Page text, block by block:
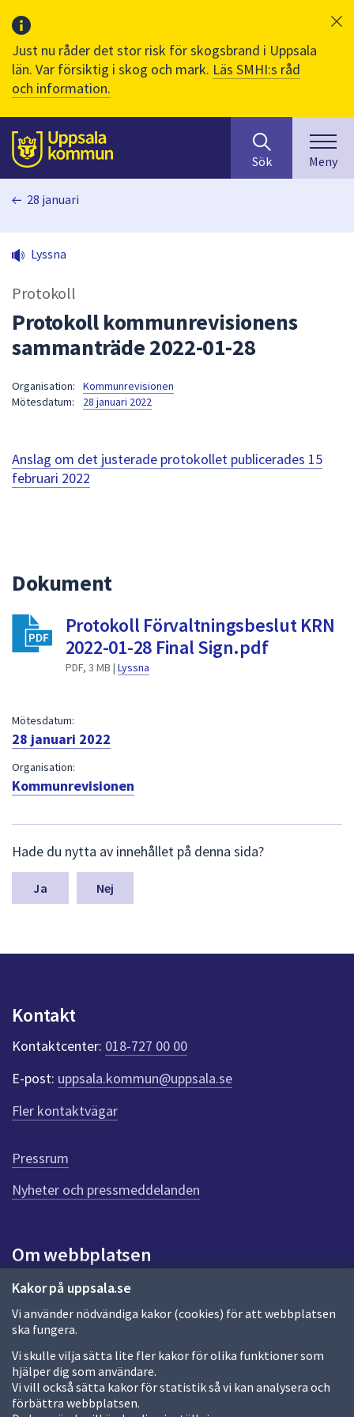
Just nu råder det stor risk för skogsbrand i Uppsala
län. Var försiktig i skog och mark. Läs SMHI:s råd
och information.
Till sidans
huvudinnehåll
efter
innehåll
på
sökfältet
kommer
sökförslag
piltangenterna
för
att
välja
Sök Meny
Kakor på uppsala.se
Vi använder nödvändiga kakor (cookies) för att webbplatsen
ska fungera.
Vi skulle vilja sätta lite fler kakor för olika funktioner som
hjälper dig som användare.
Vi vill också sätta kakor för statistik så vi kan analysera och
förbättra webbplatsen.
28 januari
Lyssna
Protokoll
Protokoll kommunrevisionens
sammanträde 2022-01-28
Organisation:
Kommunrevisionen
Mötesdatum:
28 januari 2022
Anslag om det justerade protokollet publicerades 15
februari 2022
Dokument
Protokoll Förvaltningsbeslut KRN
2022-01-28 Final Sign.pdf
PDF, 3 MB | Lyssna
Mötesdatum:
28 januari 2022
Organisation:
Kommunrevisionen
ä
m
a
n
k
t
e
r
f
ö
r
e
n
n
a
d
a
Hade du nytta av innehållet på denna sida?
Nej
Kontakt
Kontaktcenter: 018-727 00 00
E-post: uppsala.kommun@uppsala.se
Fler kontaktvägar
Pressrum
Nyheter och pressmeddelanden
Om webbplatsen
Om webbplatsen
Allmänna handlingar och diarium
Behandling av personuppgifter
Kakor
Språk (other languages)